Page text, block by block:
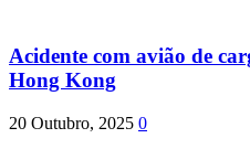
Acidente com avião de
Hong Kong
20 Outubro, 2025 0